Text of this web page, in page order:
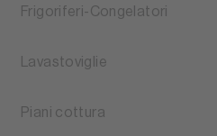
Frigoriferi-Congelatori
Lavastoviglie
Piani cottura